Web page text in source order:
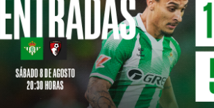
El Ayuntamiento de Sevilla ha
verdiblanca por su
barrio sevillano